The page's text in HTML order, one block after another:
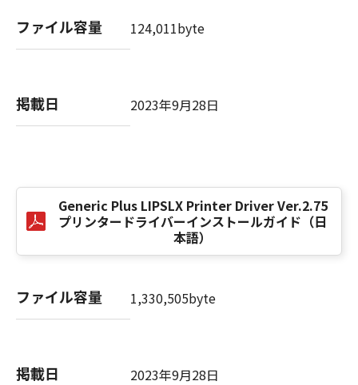
Consistent with 48 C.F.R. 12.212 and 48 C.F.R.
227.7202-1 through 227.7202-4 (June 1995),
forth herein. The manufacturer is Canon
Inc./30-2, Shimomaruko 3-chome, Ohta-ku,
意味し、指し示すものとします。
本契約書のいずれかの条項またはその一部が法
の他の条項は完全に有効に存続するものとしま
す。
以 上
ファイル容量 124,011byte
掲載日 2023年9月28日
Generic Plus LIPSLX Printer Driver Ver.2.75
プリンタードライバーインストールガイド（日
本語）
ファイル容量 1,330,505byte
掲載日 2023年9月28日